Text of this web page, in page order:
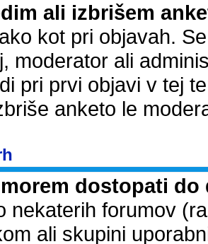
ali izbrišem
kot pri objavah.
moderator ali
pri prvi objavi v tej
anketo le
dostopati
nekaterih forumov
ali skupini